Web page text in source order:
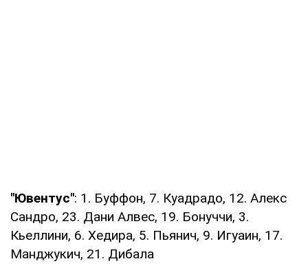
"Ювентус": 1. Буффон, 7. Куадрадо, 12. Алекс
Сандро, 23. Дани Алвес, 19. Бонуччи, 3.
Кьеллини, 6. Хедира, 5. Пьянич, 9. Игуаин, 17.
Манджукич, 21. Дибала